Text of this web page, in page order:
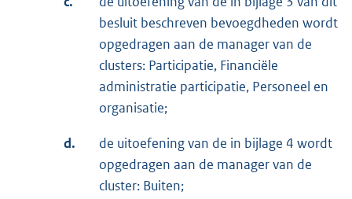
besluit beschreven bevoegdheden wordt
opgedragen aan de manager van de
clusters: Participatie, Financiële
administratie participatie, Personeel en
organisatie;
d.
de uitoefening van de in bijlage 4 wordt
opgedragen aan de manager van de
cluster: Buiten;